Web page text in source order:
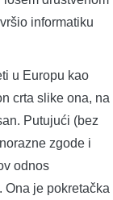
informatiku
u Europu kao
crta slike ona, na
Putujući (bez
zgode i
odnos
je pokretačka